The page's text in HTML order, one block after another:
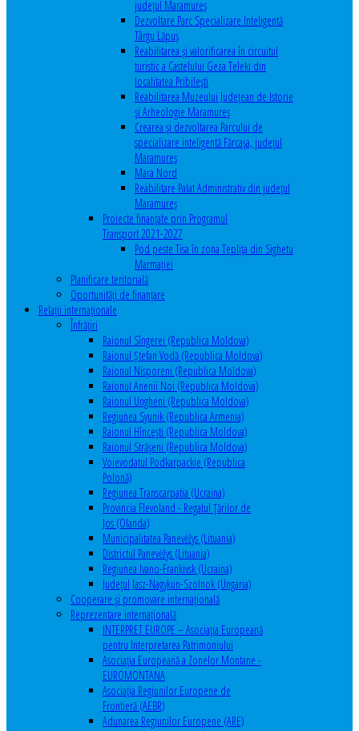
județul Maramureș
Dezvoltare Parc Specializare Inteligentă
Târgu Lăpuș
Reabilitarea și valorificarea în circuitul
turistic a Castelului Geza Teleki din
localitatea Pribilești
Reabilitarea Muzeului Județean de Istorie
și Arheologie Maramureș
Crearea și dezvoltarea Parcului de
specializare inteligentă Fărcașa, județul
Maramureș
Mara Nord
Reabilitare Palat Administrativ din județul
Maramureș
Proiecte finanțate prin Programul
Transport 2021-2027
Pod peste Tisa în zona Teplița din Sighetu
Marmației
Planificare teritorială
Oportunităţi de finanţare
Relaţii internaţionale
Înfrăţiri
Raionul Sîngerei (Republica Moldova)
Raionul Ștefan Vodă (Republica Moldova)
Raionul Nisporeni (Republica Moldova)
Raionul Anenii Noi (Republica Moldova)
Raionul Ungheni (Republica Moldova)
Regiunea Syunik (Republica Armenia)
Raionul Hîncești (Republica Moldova)
Raionul Străşeni (Republica Moldova)
Voievodatul Podkarpackie (Republica
Polonă)
Regiunea Transcarpatia (Ucraina)
Provincia Flevoland - Regatul Ţărilor de
Jos (Olanda)
Municipalitatea Panevėžys (Lituania)
Districtul Panevėžys (Lituania)
Regiunea Ivano-Frankivsk (Ucraina)
Judeţul Jasz-Nagykun-Szolnok (Ungaria)
Cooperare şi promovare internaţională
Reprezentare internaţională
INTERPRET EUROPE – Asociația Europeană
pentru Interpretarea Patrimoniului
Asociația Europeană a Zonelor Montane -
EUROMONTANA
Asociația Regiunilor Europene de
Frontieră (AEBR)
Adunarea Regiunilor Europene (ARE)